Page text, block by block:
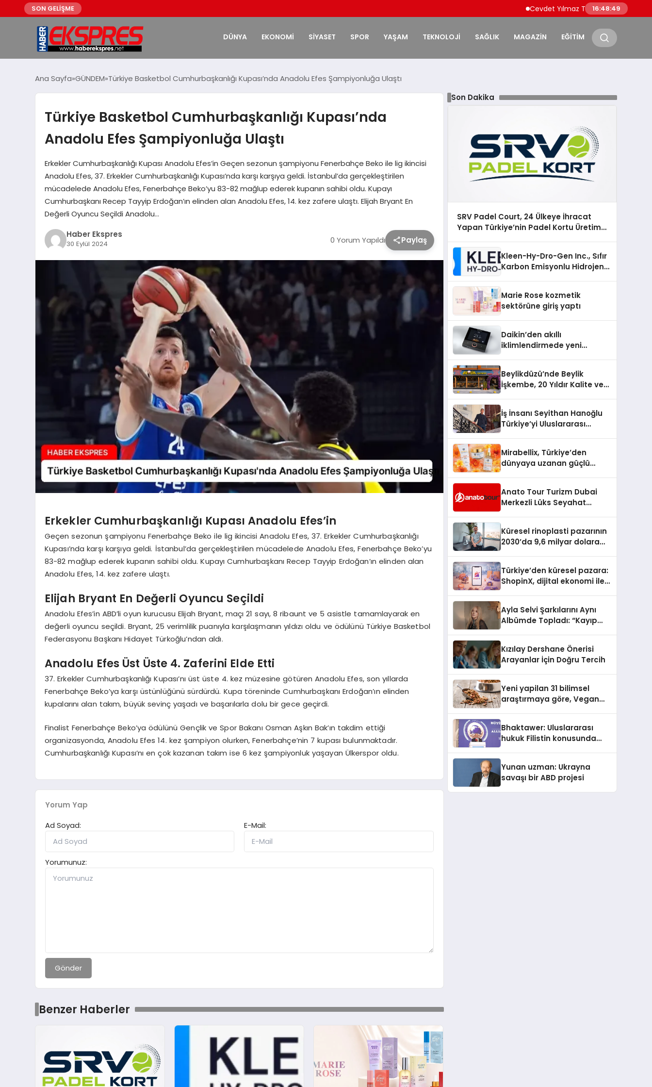
SON GELİŞME Cevdet Yılmaz Türkiye’nin İhracatının
16:48:50
DÜNYA EKONOMİ SİYASET SPOR YAŞAM TEKNOLOJİ SAĞLIK MAGAZİN EĞİTİM
Ana Sayfa GÜNDEM Türkiye Basketbol Cumhurbaşkanlığı Kupası’nda Anadolu Efes Şampiyonluğa Ulaştı
Türkiye Basketbol Cumhurbaşkanlığı Kupası’nda
Anadolu Efes Şampiyonluğa Ulaştı
Erkekler Cumhurbaşkanlığı Kupası Anadolu Efes’in Geçen sezonun şampiyonu Fenerbahçe Beko ile lig ikincisi
Anadolu Efes, 37. Erkekler Cumhurbaşkanlığı Kupası’nda karşı karşıya geldi. İstanbul’da gerçekleştirilen
mücadelede Anadolu Efes, Fenerbahçe Beko’yu 83-82 mağlup ederek kupanın sahibi oldu. Kupayı
Cumhurbaşkanı Recep Tayyip Erdoğan’ın elinden alan Anadolu Efes, 14. kez zafere ulaştı. Elijah Bryant En
Değerli Oyuncu Seçildi Anadolu…
Haber Ekspres
30 Eylül 2024 0 Yorum Yapıldı Paylaş
Erkekler Cumhurbaşkanlığı Kupası Anadolu Efes’in
Geçen sezonun şampiyonu Fenerbahçe Beko ile lig ikincisi Anadolu Efes, 37. Erkekler Cumhurbaşkanlığı
Kupası’nda karşı karşıya geldi. İstanbul’da gerçekleştirilen mücadelede Anadolu Efes, Fenerbahçe Beko’yu
83-82 mağlup ederek kupanın sahibi oldu. Kupayı Cumhurbaşkanı Recep Tayyip Erdoğan’ın elinden alan
Anadolu Efes, 14. kez zafere ulaştı.
Elijah Bryant En Değerli Oyuncu Seçildi
Anadolu Efes’in ABD’li oyun kurucusu Elijah Bryant, maçı 21 sayı, 8 ribaunt ve 5 asistle tamamlayarak en
değerli oyuncu seçildi. Bryant, 25 verimlilik puanıyla karşılaşmanın yıldızı oldu ve ödülünü Türkiye Basketbol
Federasyonu Başkanı Hidayet Türkoğlu’ndan aldı.
Anadolu Efes Üst Üste 4. Zaferini Elde Etti
37. Erkekler Cumhurbaşkanlığı Kupası’nı üst üste 4. kez müzesine götüren Anadolu Efes, son yıllarda
Fenerbahçe Beko’ya karşı üstünlüğünü sürdürdü. Kupa töreninde Cumhurbaşkanı Erdoğan’ın elinden
kupalarını alan takım, büyük sevinç yaşadı ve başarılarla dolu bir gece geçirdi.
Finalist Fenerbahçe Beko’ya ödülünü Gençlik ve Spor Bakanı Osman Aşkın Bak’ın takdim ettiği
organizasyonda, Anadolu Efes 14. kez şampiyon olurken, Fenerbahçe’nin 7 kupası bulunmaktadır.
Cumhurbaşkanlığı Kupası’nı en çok kazanan takım ise 6 kez şampiyonluk yaşayan Ülkerspor oldu.
Yorum Yap
Ad Soyad:
E-Mail:
Yorumunuz:
Gönder
Benzer Haberler
Son Dakika
SRV Padel Court, 24 Ülkeye İhracat
Yapan Türkiye’nin Padel Kortu Üretim
Kleen-Hy-Dro-Gen Inc., Sıfır
Karbon Emisyonlu Hidrojen
Aldı
Marie Rose kozmetik
sektörüne giriş yaptı
Daikin’den akıllı
iklimlendirmede yeni
Beylikdüzü’nde Beylik
İşkembe, 20 Yıldır Kalite ve
İş İnsanı Seyithan Hanoğlu
Türkiye’yi Uluslararası
Mirabellix, Türkiye’den
dünyaya uzanan güçlü
Anato Tour Turizm Dubai
Merkezli Lüks Seyahat
Küresel rinoplasti pazarının
2030’da 9,6 milyar dolara
Türkiye’den küresel pazara:
ShopinX, dijital ekonomi ile
Ayla Selvi Şarkılarını Aynı
Albümde Topladı: “Kayıp
Kızılay Dershane Önerisi
Arayanlar İçin Doğru Tercih
Yeni yapilan 31 bilimsel
araştırmaya göre, Vegan
Sindirildiğini Ortaya Koydu
Bhaktawer: Uluslararası
hukuk Filistin konusunda
Yunan uzman: Ukrayna
savaşı bir ABD projesi